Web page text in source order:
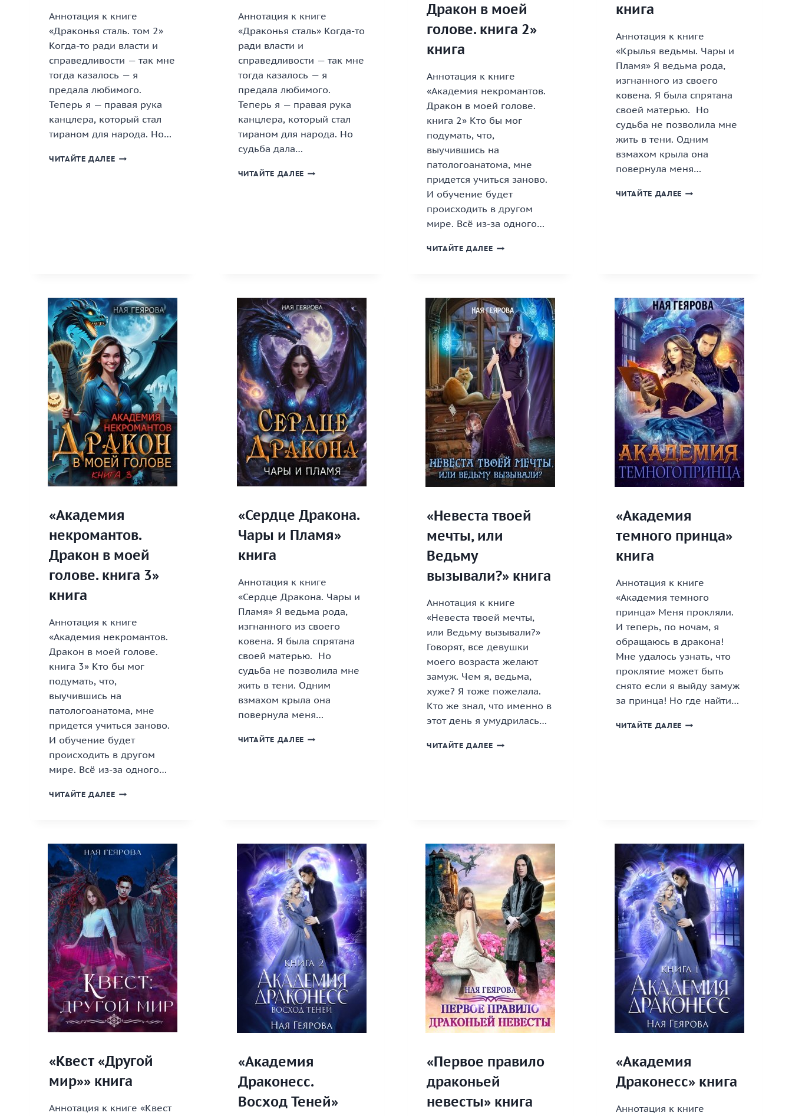
Аннотация к книге
«Драконья сталь. том 2»
Когда-то ради власти и
справедливости — так мне
тогда казалось — я
предала любимого.
Теперь я — правая рука
канцлера, который стал
тираном для народа. Но…
ЧИТАЙТЕ ДАЛЕЕ «ДРАКОНЬЯ
Аннотация к книге
«Драконья сталь» Когда-то
ради власти и
справедливости — так мне
тогда казалось — я
предала любимого.
Теперь я — правая рука
канцлера, который стал
тираном для народа. Но
судьба дала…
ЧИТАЙТЕ ДАЛЕЕ «ДРАКОНЬЯ
Дракон в моей
голове. книга 2»
книга
Аннотация к книге
«Академия некромантов.
Дракон в моей голове.
книга 2» Кто бы мог
подумать, что,
выучившись на
патологоанатома, мне
придется учиться заново.
И обучение будет
происходить в другом
мире. Всё из-за одного…
ЧИТАЙТЕ ДАЛЕЕ «АКАДЕМИЯ
ГОЛОВЕ.
КНИГА
2»
КНИГА
книга
Аннотация к книге
«Крылья ведьмы. Чары и
Пламя» Я ведьма рода,
изгнанного из своего
ковена. Я была спрятана
своей матерью. Но
судьба не позволила мне
жить в тени. Одним
взмахом крыла она
повернула меня…
ЧИТАЙТЕ ДАЛЕЕ «КРЫЛЬЯ
«Академия
некромантов.
Дракон в моей
голове. книга 3»
книга
Аннотация к книге
«Академия некромантов.
Дракон в моей голове.
книга 3» Кто бы мог
подумать, что,
выучившись на
патологоанатома, мне
придется учиться заново.
И обучение будет
происходить в другом
мире. Всё из-за одного…
ЧИТАЙТЕ ДАЛЕЕ «АКАДЕМИЯ
ГОЛОВЕ.
3»
КНИГА
«Сердце Дракона.
Чары и Пламя»
книга
Аннотация к книге
«Сердце Дракона. Чары и
Пламя» Я ведьма рода,
изгнанного из своего
ковена. Я была спрятана
своей матерью. Но
судьба не позволила мне
жить в тени. Одним
взмахом крыла она
повернула меня…
ЧИТАЙТЕ ДАЛЕЕ «СЕРДЦЕ
«Невеста твоей
мечты, или
Ведьму
вызывали?» книга
Аннотация к книге
«Невеста твоей мечты,
или Ведьму вызывали?»
Говорят, все девушки
моего возраста желают
замуж. Чем я, ведьма,
хуже? Я тоже пожелала.
Кто же знал, что именно в
этот день я умудрилась…
ЧИТАЙТЕ ДАЛЕЕ «НЕВЕСТА
«Академия
темного принца»
книга
Аннотация к книге
«Академия темного
принца» Меня прокляли.
И теперь, по ночам, я
обращаюсь в дракона!
Мне удалось узнать, что
проклятие может быть
снято если я выйду замуж
за принца! Но где найти…
ЧИТАЙТЕ ДАЛЕЕ «АКАДЕМИЯ
«Квест «Другой
мир»» книга
Аннотация к книге «Квест
«Академия
Драконесс.
Восход Теней»
«Первое правило
драконьей
невесты» книга
«Академия
Драконесс» книга
Аннотация к книге